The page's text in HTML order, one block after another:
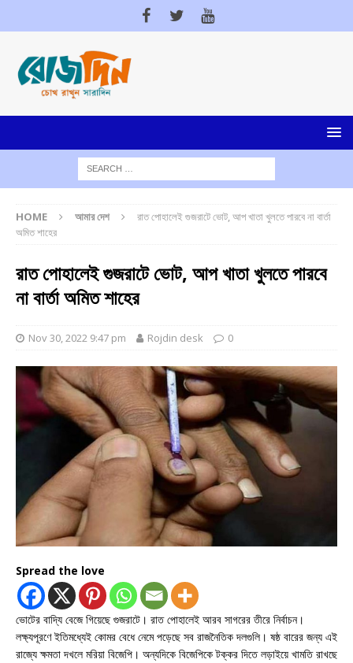
HOME আমার দেশ
রাত পোহালেই গুজরাটে ভোট, আপ খাতা খুলতে পারবে না বার্তা
অমিত শাহের
রাত পোহালেই গুজরাটে ভোট, আপ খাতা খুলতে পারবে
না বার্তা অমিত শাহের
Nov 30, 2022 9:47 pm Rojdin desk 0
Spread the love
ভোটের বাদ্যি বেজে গিয়েছে গুজরাটে। রাত পোহালেই আরব সাগরের তীরে নির্বাচন।
লক্ষ্যপূরণে ইতিমধ্যেই কোমর বেধে নেমে পড়েছে সব রাজনৈতিক দলগুলি। ষষ্ঠ বারের জন্য এই
রাজ্যে ক্ষমতা দখলে মরিয়া বিজেপি। অন্যদিকে বিজেপিকে টক্কর দিতে লড়াইয়ে খামতি রাখছে